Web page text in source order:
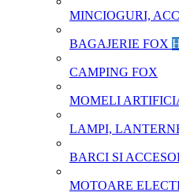
MINCIOGURI,
BAGAJERIE FOX
CAMPING FOX
MOMELI
LAMPI,
BARCI SI
MOTOARE